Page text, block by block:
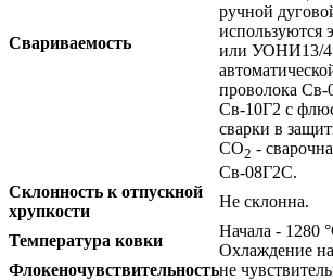
Свариваемость
ручной
используются
или УОНИ13/
проволока
Св-10Г2 с
сварки в
CO2 -
Св-08Г2С.
Склонность к отпускной
хрупкости
Не склонна.
Температура ковки
Начала - 1280
Охлаждение
Флокеночувствительностьне